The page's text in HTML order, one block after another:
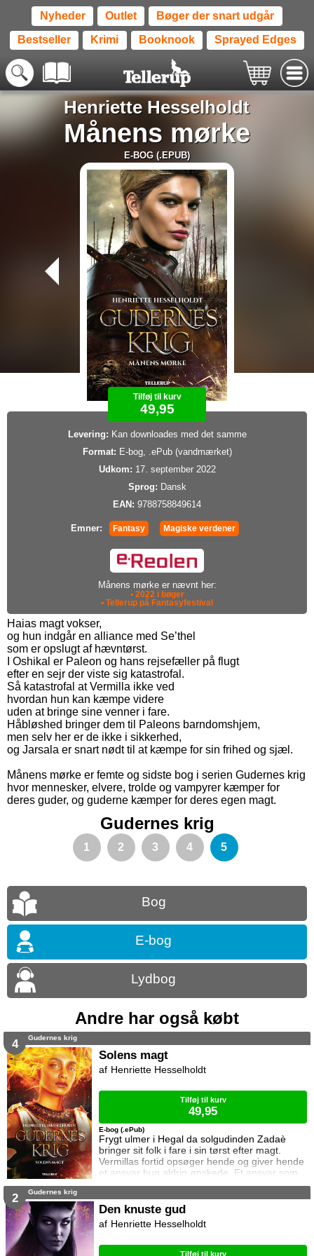
Nyheder Outlet Bøger der snart udgår
Bestseller Krimi Booknook Sprayed Edges
Henriette Hesselholdt
Månens mørke
E-BOG (.EPUB)
Tilføj til kurv
49,95
Levering: Kan downloades med det samme
Format: E-bog, .ePub (vandmærket)
Udkom: 17. september 2022
Sprog: Dansk
EAN: 9788758849614
Emner: Fantasy Magiske verdener
Månens mørke er nævnt her:
• 2022 i bøger
• Tellerup på Fantasyfestival
Haias magt vokser,
og hun indgår en alliance med Se’thel
som er opslugt af hævntørst.
I Oshikal er Paleon og hans rejsefæller på flugt
efter en sejr der viste sig katastrofal.
Så katastrofal at Vermilla ikke ved
hvordan hun kan kæmpe videre
uden at bringe sine venner i fare.
Håbløshed bringer dem til Paleons barndomshjem,
men selv her er de ikke i sikkerhed,
og Jarsala er snart nødt til at kæmpe for sin frihed og sjæl.
Månens mørke er femte og sidste bog i serien Gudernes krig
hvor mennesker, elvere, trolde og vampyrer kæmper for
deres guder, og guderne kæmper for deres egen magt.
Gudernes krig
1 2 3 4 5
Bog
E-bog
Lydbog
Andre har også købt
4 Gudernes krig
Solens magt
Frygt ulmer i Hegal da solgudinden Zadaè
bringer sit folk i fare i sin tørst efter magt.
Vermillas fortid opsøger hende og giver hende
et ansvar hun aldrig ønskede. Et ansvar som
tvinger hende på flugt. Imens kæmper Paleon
åbner sig for ham da Jarsala opdager
hemmeligheder om vampyren der var som en
mor for hende, og Yukais opsøger Ravena for
E-bog (.ePub)
Henriette Hesselholdt
Tilføj til kurv
49,95
2 Gudernes krig
Den knuste gud
Henriette Hesselholdt
Tilføj til kurv